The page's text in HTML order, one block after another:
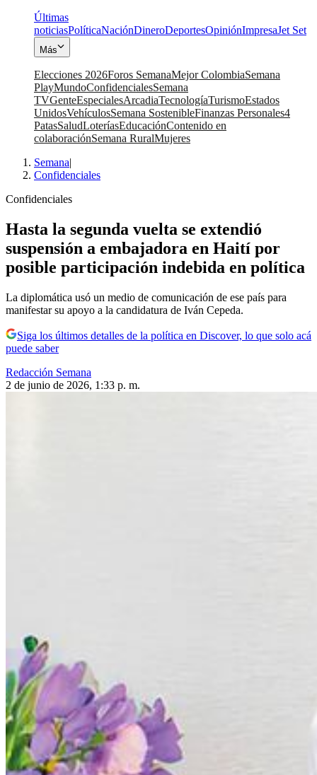
Últimas
noticiasPolíticaNaciónDineroDeportesOpiniónImpresaJet Set
Más
Elecciones 2026Foros SemanaMejor ColombiaSemana
PlayMundoConfidencialesSemana
TVGenteEspecialesArcadiaTecnologíaTurismoEstados
UnidosVehículosSemana SostenibleFinanzas Personales4
PatasSaludLoteríasEducaciónContenido en
colaboraciónSemana RuralMujeres
Semana|
Confidenciales
Confidenciales
Hasta la segunda vuelta se extendió
suspensión a embajadora en Haití por
posible participación indebida en política
La diplomática usó un medio de comunicación de ese país para
manifestar su apoyo a la candidatura de Iván Cepeda.
Siga los últimos detalles de la política en Discover, lo que solo acá
puede saber
Redacción Semana
2 de junio de 2026, 1:33 p. m.